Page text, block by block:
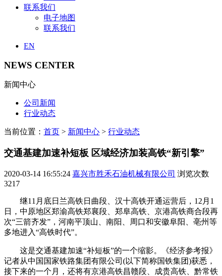
联系我们
电子地图
联系我们
EN
NEWS CENTER
新闻中心
公司新闻
行业动态
当前位置： 首页 > 新闻中心 > 行业动态
交通基建加速补短板 区域经济加装高铁“新引擎”
2020-03-14 16:55:24 嘉兴市胜禾石油机械有限公司 浏览次数
3217
继11月底日兰高铁日曲段、汉十高铁开通运营后，12月1
日，中原地区郑渝高铁郑襄段、郑阜高铁、京港高铁商合段再
次“三箭齐发”，河南平顶山、南阳、周口和安徽阜阳、亳州等
多地进入“高铁时代”。
这是交通基建加速“补短板”的一个缩影。《经济参考报》
记者从中国国家铁路集团有限公司(以下简称国铁集团)获悉，
接下来的一个月，还将有京港高铁昌赣段、成贵高铁、黔常铁